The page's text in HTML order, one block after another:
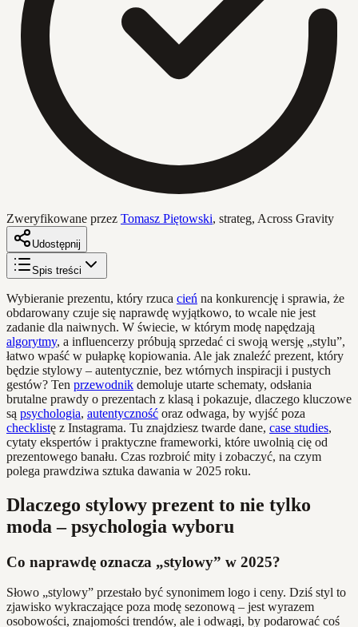
Zweryfikowane przez Tomasz Piętowski, strateg, Across Gravity
Udostępnij
Spis treści
Wybieranie prezentu, który rzuca cień na konkurencję i sprawia, że
obdarowany czuje się naprawdę wyjątkowo, to wcale nie jest
zadanie dla naiwnych. W świecie, w którym modę napędzają
algorytmy, a influencerzy próbują sprzedać ci swoją wersję „stylu”,
łatwo wpaść w pułapkę kopiowania. Ale jak znaleźć prezent, który
będzie stylowy – autentycznie, bez wtórnych inspiracji i pustych
gestów? Ten przewodnik demoluje utarte schematy, odsłania
brutalne prawdy o prezentach z klasą i pokazuje, dlaczego kluczowe
są psychologia, autentyczność oraz odwaga, by wyjść poza
checklistę z Instagrama. Tu znajdziesz twarde dane, case studies,
cytaty ekspertów i praktyczne frameworki, które uwolnią cię od
prezentowego banału. Czas rozbroić mity i zobaczyć, na czym
polega prawdziwa sztuka dawania w 2025 roku.
Dlaczego stylowy prezent to nie tylko
moda – psychologia wyboru
Co naprawdę oznacza „stylowy” w 2025?
Słowo „stylowy” przestało być synonimem logo i ceny. Dziś styl to
zjawisko wykraczające poza modę sezonową – jest wyrazem
osobowości, znajomości trendów, ale i odwagi, by podarować coś